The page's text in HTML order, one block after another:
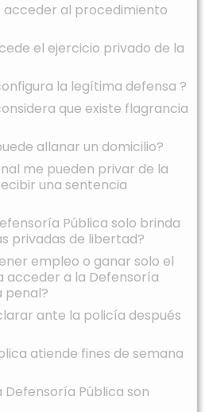
acceder al procedimiento
el ejercicio privado de la
la legítima defensa ?
que existe flagrancia
allanar un domicilio?
me pueden privar de la
una sentencia
Pública solo brinda
privadas de libertad?
empleo o ganar solo el
acceder a la Defensoría
penal?
ante la policía después
atiende fines de semana
Defensoría Pública son